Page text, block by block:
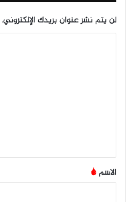
لن يتم نشر عنوان بريدك الإلكتروني.
*
الاسم*